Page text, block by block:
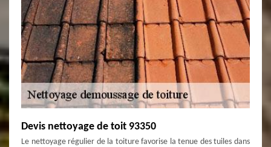
Devis nettoyage de toit 93350
Le nettoyage régulier de la toiture favorise la tenue des tuiles dans